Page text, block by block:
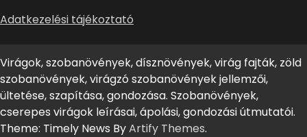
Adatkezelési tájékoztató
Virágok, szobanövények, dísznövények, virág fajták, zöld
szobanövények, virágzó szobanövények jellemzői,
ültetése, szapítása, gondozása. Szobanövények,
cserepes virágok leírásai, ápolási, gondozási útmutatói.
Theme: Timely News ByArtify Themes.